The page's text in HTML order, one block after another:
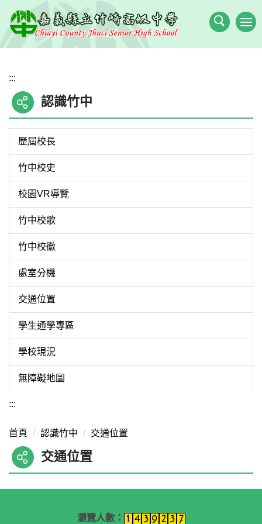
到
主
要
容
區
:::
認識竹中
歷屆校長
竹中校史
校園VR導覽
竹中校歌
竹中校徽
處室分機
交通位置
學生通學專區
學校現況
無障礙地圖
:::
首頁 認識竹中 交通位置
交通位置
瀏覽人數：